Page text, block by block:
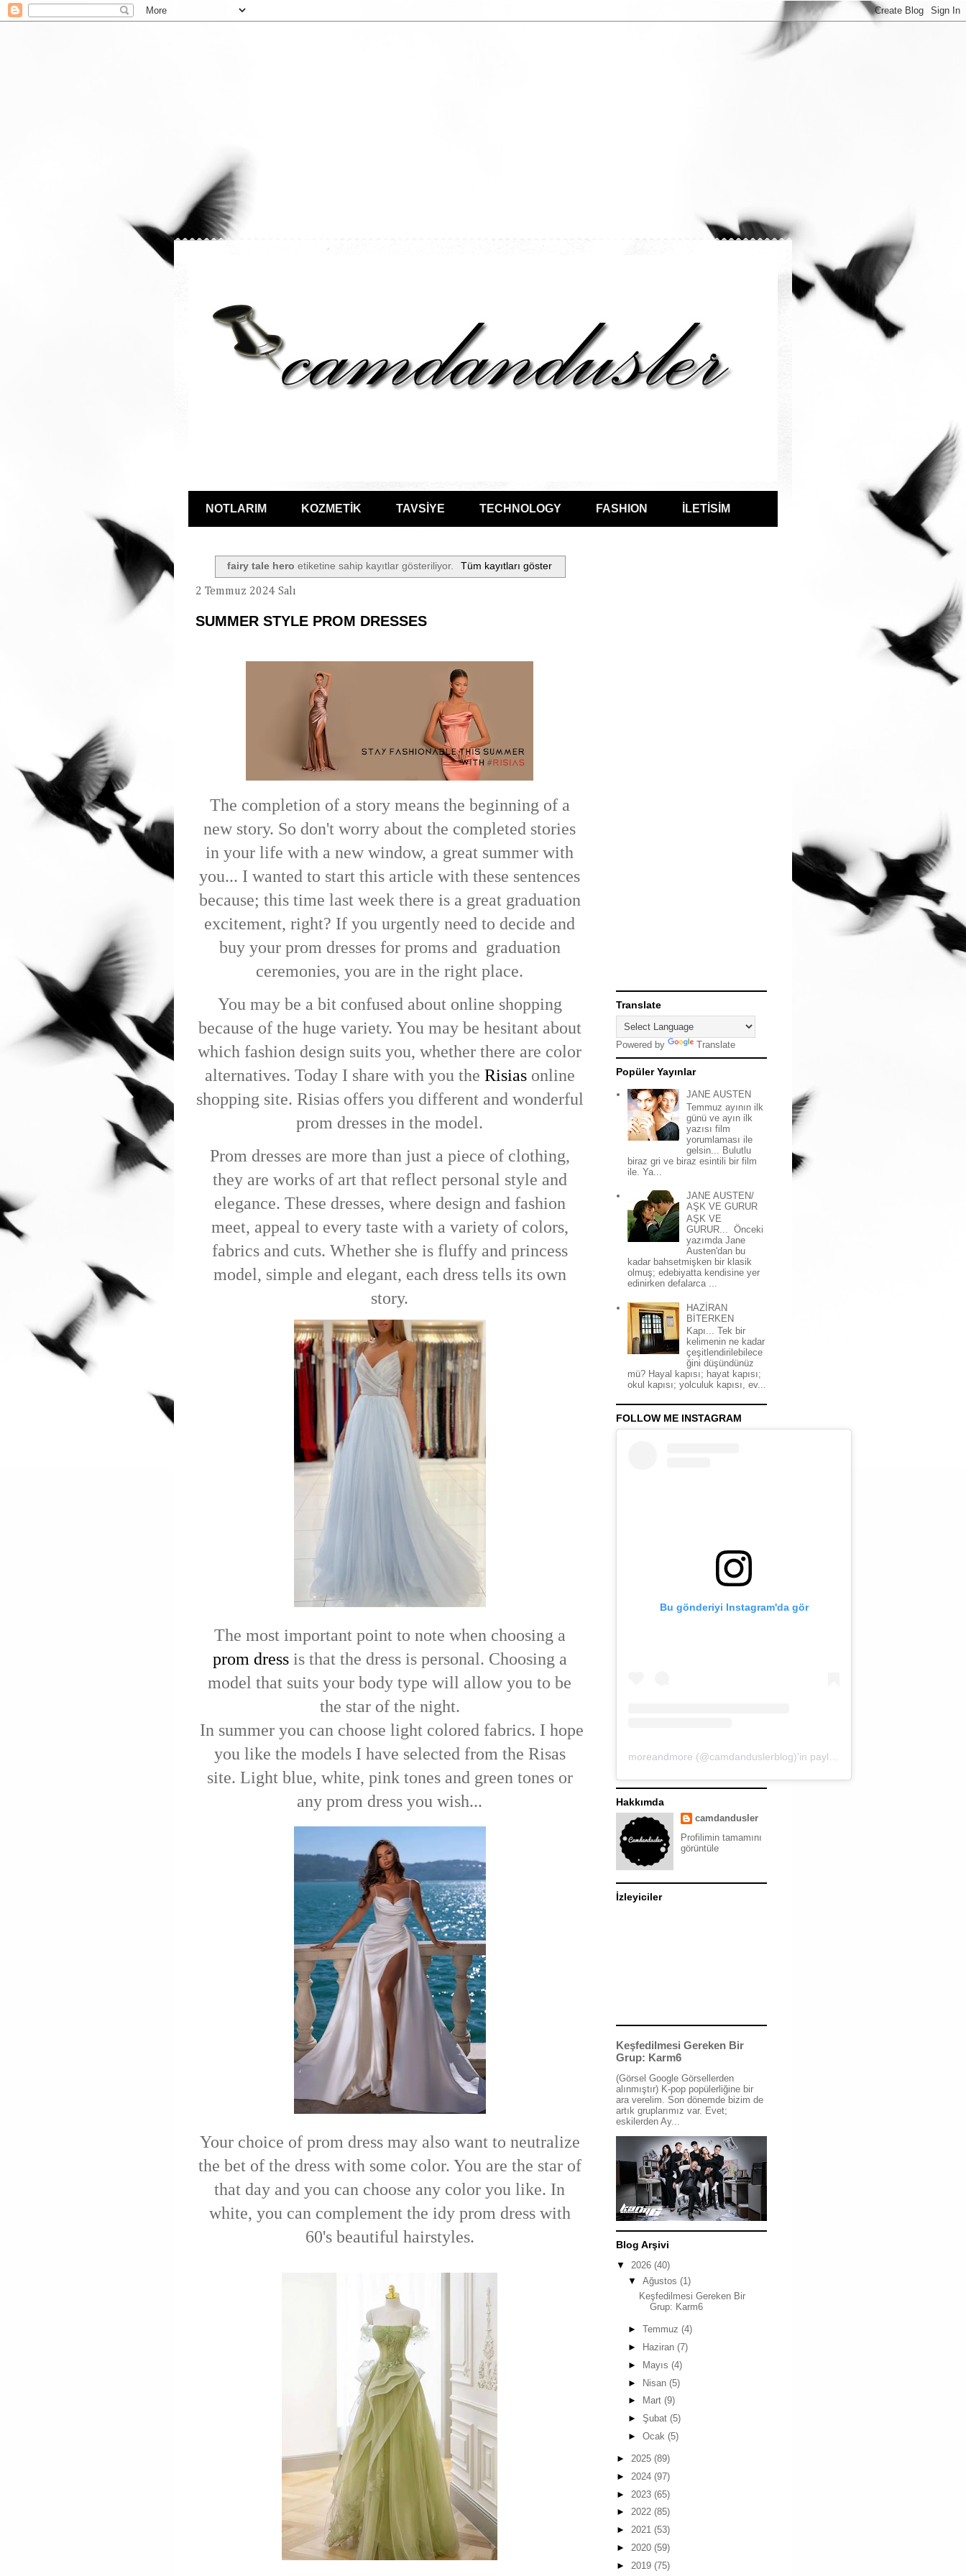
NOTLARIM KOZMETİK TAVSİYE TECHNOLOGY FASHION İLETİSİM
fairy tale hero etiketine sahip kayıtlar gösteriliyor. Tüm kayıtları göster
2 Temmuz 2024 Salı
SUMMER STYLE PROM DRESSES
The completion of a story means the beginning of a
new story. So don't worry about the completed stories
in your life with a new window, a great summer with
you... I wanted to start this article with these sentences
because; this time last week there is a great graduation
excitement, right? If you urgently need to decide and
buy your prom dresses for proms and graduation
ceremonies, you are in the right place.
You may be a bit confused about online shopping
because of the huge variety. You may be hesitant about
which fashion design suits you, whether there are color
alternatives. Today I share with you the Risiasonline
shopping site. Risias offers you different and wonderful
prom dresses in the model.
Prom dresses are more than just a piece of clothing,
they are works of art that reflect personal style and
elegance. These dresses, where design and fashion
meet, appeal to every taste with a variety of colors,
fabrics and cuts. Whether she is fluffy and princess
model, simple and elegant, each dress tells its own
story.
The most important point to note when choosing a
prom dressis that the dress is personal. Choosing a
model that suits your body type will allow you to be
the star of the night.
In summer you can choose light colored fabrics. I hope
you like the models I have selected from the Risas
site. Light blue, white, pink tones and green tones or
any prom dress you wish...
Your choice of prom dress may also want to neutralize
the bet of the dress with some color. You are the star of
that day and you can choose any color you like. In
white, you can complement the idy prom dress with
60's beautiful hairstyles.
Translate
Powered by Translate
Popüler Yayınlar
JANE AUSTEN
Temmuz ayının ilk
günü ve ayın ilk
yazısı film
yorumlaması ile
gelsin... Bulutlu
biraz gri ve biraz esintili bir film
ile. Ya...
JANE AUSTEN/
AŞK VE GURUR
AŞK VE
GURUR... Önceki
yazımda Jane
Austen'dan bu
kadar bahsetmişken bir klasik
olmuş; edebiyatta kendisine yer
edinirken defalarca ...
HAZİRAN
BİTERKEN
Kapı... Tek bir
kelimenin ne kadar
çeşitlendirilebilece
ğini düşündünüz
mü? Hayal kapısı; hayat kapısı;
okul kapısı; yolculuk kapısı, ev...
FOLLOW ME INSTAGRAM
Bu gönderiyi Instagram'da gör
Hakkımda
camdandusler
Profilimin tamamını
görüntüle
İzleyiciler
Keşfedilmesi Gereken Bir
Grup: Karm6
(Görsel Google Görsellerden
alınmıştır) K-pop popülerliğine bir
ara verelim. Son dönemde bizim de
artık gruplarımız var. Evet;
eskilerden Ay...
Blog Arşivi
▼ 2026 (40)
▼ Ağustos (1)
Keşfedilmesi Gereken Bir
Grup: Karm6
► Temmuz (4)
►
Haziran (7)
►
Mayıs (4)
► Nisan (5)
►
Mart (9)
► Şubat (5)
► Ocak (5)
► 2025 (89)
► 2024 (97)
► 2023 (65)
► 2022 (85)
► 2021 (53)
► 2020 (59)
► 2019 (75)